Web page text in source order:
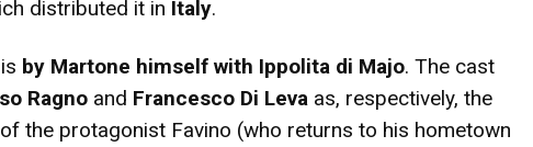
distributed it in Italy.
is by Martone himself with Ippolita di Majo. The cast
Ragno and Francesco Di Leva as, respectively, the
the protagonist Favino (who returns to his hometown